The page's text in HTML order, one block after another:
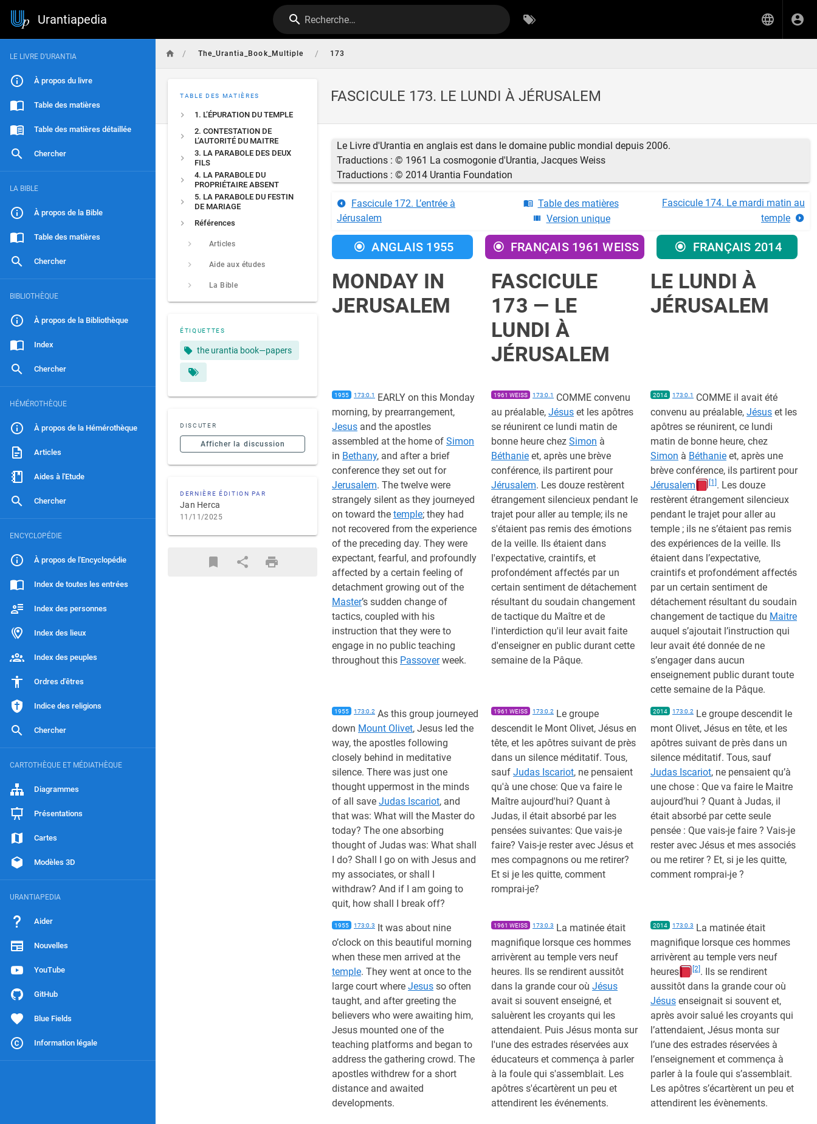
Urantiapedia Recherche…
LE LIVRE D’URANTIA
À propos du livre
Table des matières
Table des matières détaillée
Chercher
LA BIBLE
À propos de la Bible
Table des matières
Chercher
BIBLIOTHÈQUE
À propos de la Bibliothèque
Index
Chercher
HÉMÉROTHÈQUE
À propos de la Hémérothèque
Articles
Aides à l'Etude
Chercher
ENCYCLOPÉDIE
À propos de l'Encyclopédie
Index de toutes les entrées
Index des personnes
Index des lieux
Index des peuples
Ordres d'êtres
Indice des religions
Chercher
CARTOTHÈQUE ET MÉDIATHÈQUE
Diagrammes
Présentations
Cartes
Modèles 3D
URANTIAPEDIA
Aider
Nouvelles
YouTube
GitHub
Blue Fields
Information légale
/ The_Urantia_Book_Multiple / 173
FASCICULE 173. LE LUNDI À JÉRUSALEM
TABLE DES MATIÈRES
1. L’ÉPURATION DU TEMPLE
2. CONTESTATION DE
L’AUTORITÉ DU MAITRE
3. LA PARABOLE DES DEUX
FILS
4. LA PARABOLE DU
PROPRIÉTAIRE ABSENT
5. LA PARABOLE DU FESTIN
DE MARIAGE
Références
Articles
Aide aux études
La Bible
ÉTIQUETTES
the urantia book—papers
DISCUTER
Afficher la discussion
DERNIÈRE ÉDITION PAR
Jan Herca
11/11/2025
Le Livre d'Urantia en anglais est dans le domaine public mondial depuis 2006.
Traductions : © 1961 La cosmogonie d'Urantia, Jacques Weiss
Traductions : © 2014 Urantia Foundation
Fascicule 172. L’entrée à
Jérusalem
Table des matières
Version unique
Fascicule 174. Le mardi matin au
temple
ANGLAIS 1955 FRANÇAIS 1961 WEISS FRANÇAIS 2014
MONDAY IN
JERUSALEM
FASCICULE
173 — LE
LUNDI À
JÉRUSALEM
LE LUNDI À
JÉRUSALEM
1955 173:0.1
EARLY on this Monday
morning, by prearrangement,
Jesus and the apostles
assembled at the home of Simon
in Bethany, and after a brief
conference they set out for
Jerusalem. The twelve were
strangely silent as they journeyed
on toward the temple; they had
not recovered from the experience
of the preceding day. They were
expectant, fearful, and profoundly
affected by a certain feeling of
detachment growing out of the
Master’s sudden change of
tactics, coupled with his
instruction that they were to
engage in no public teaching
throughout this Passoverweek.
1961 WEISS 173:0.1
COMME convenu
au préalable, Jésus et les apôtres
se réunirent ce lundi matin de
bonne heure chez Simon à
Béthanie et, après une brève
conférence, ils partirent pour
Jérusalem. Les douze restèrent
étrangement silencieux pendant le
trajet pour aller au temple; ils ne
s'étaient pas remis des émotions
de la veille. Ils étaient dans
l'expectative, craintifs, et
profondément affectés par un
certain sentiment de détachement
résultant du soudain changement
de tactique du Maître et de
l'interdiction qu'il leur avait faite
d'enseigner en public durant cette
semaine de la Pâque.
2014 173:0.1
COMME il avait été
convenu au préalable, Jésus et les
apôtres se réunirent, ce lundi
matin de bonne heure, chez
Simon à Béthanie et, après une
brève conférence, ils partirent pour
Jérusalem
[1] . Les douze
restèrent étrangement silencieux
pendant le trajet pour aller au
temple ; ils ne s’étaient pas remis
des expériences de la veille. Ils
étaient dans l’expectative,
craintifs et profondément affectés
par un certain sentiment de
détachement résultant du soudain
changement de tactique du Maitre
auquel s’ajoutait l’instruction qui
leur avait été donnée de ne
s’engager dans aucun
enseignement public durant toute
cette semaine de la Pâque.
1955 173:0.2 As this group journeyed
down Mount Olivet, Jesus led the
way, the apostles following
closely behind in meditative
silence. There was just one
thought uppermost in the minds
of all save Judas Iscariot, and
that was: What will the Master do
today? The one absorbing
thought of Judas was: What shall
I do? Shall I go on with Jesus and
my associates, or shall I
withdraw? And if I am going to
quit, how shall I break off?
1961 WEISS 173:0.2 Le groupe
descendit le Mont Olivet, Jésus en
tête, et les apôtres suivant de près
dans un silence méditatif. Tous,
sauf Judas Iscariot, ne pensaient
qu'à une chose: Que va faire le
Maître aujourd'hui? Quant à
Judas, il était absorbé par les
pensées suivantes: Que vais-je
faire? Vais-je rester avec Jésus et
mes compagnons ou me retirer?
Et si je les quitte, comment
romprai-je?
2014 173:0.2 Le groupe descendit le
mont Olivet, Jésus en tête, et les
apôtres suivant de près dans un
silence méditatif. Tous, sauf
Judas Iscariot, ne pensaient qu’à
une chose : Que va faire le Maitre
aujourd’hui ? Quant à Judas, il
était absorbé par cette seule
pensée : Que vais-je faire ? Vais-je
rester avec Jésus et mes associés
ou me retirer ? Et, si je les quitte,
comment romprai-je ?
1955 173:0.3 It was about nine
o’clock on this beautiful morning
when these men arrived at the
temple. They went at once to the
large court where Jesus so often
taught, and after greeting the
believers who were awaiting him,
Jesus mounted one of the
teaching platforms and began to
address the gathering crowd. The
apostles withdrew for a short
distance and awaited
developments.
1961 WEISS 173:0.3 La matinée était
magnifique lorsque ces hommes
arrivèrent au temple vers neuf
heures. Ils se rendirent aussitôt
dans la grande cour où Jésus
avait si souvent enseigné, et
saluèrent les croyants qui les
attendaient. Puis Jésus monta sur
l'une des estrades réservées aux
éducateurs et commença à parler
à la foule qui s'assemblait. Les
apôtres s'écartèrent un peu et
attendirent les événements.
2014 173:0.3 La matinée était
magnifique lorsque ces hommes
arrivèrent au temple vers neuf
heures
[2] . Ils se rendirent
aussitôt dans la grande cour où
Jésus enseignait si souvent et,
après avoir salué les croyants qui
l’attendaient, Jésus monta sur
l’une des estrades réservées à
l’enseignement et commença à
parler à la foule qui s’assemblait.
Les apôtres s’écartèrent un peu et
attendirent les évènements.